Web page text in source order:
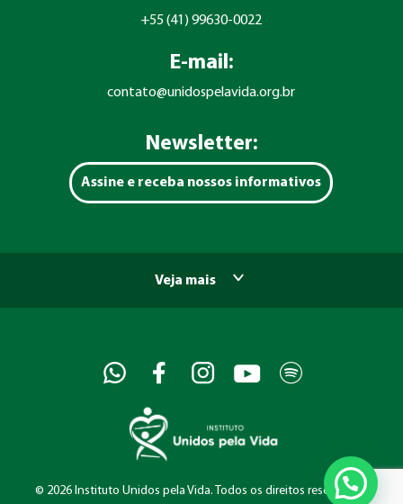
+55 (41) 99630-0022
E-mail:
contato@unidospelavida.org.br
Newsletter:
Assine e receba nossos informativos
Veja mais
© 2026 Instituto Unidos pela Vida. Todos os direitos reservados.